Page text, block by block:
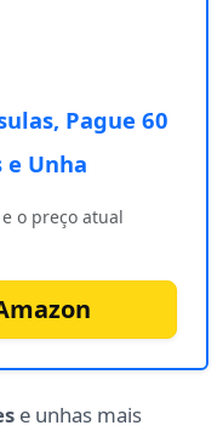
Pague 60
e Unha
o preço atual
e unhas mais